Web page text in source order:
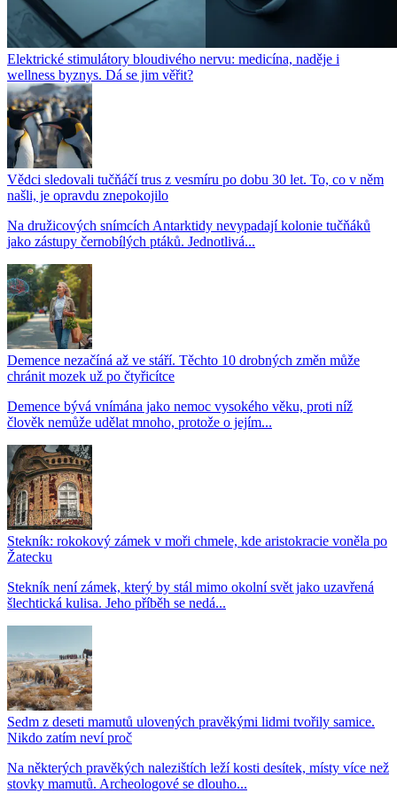
Elektrické stimulátory bloudivého nervu: medicína, naděje i
wellness byznys. Dá se jim věřit?
Vědci sledovali tučňáčí trus z vesmíru po dobu 30 let. To, co v něm
našli, je opravdu znepokojilo
Na družicových snímcích Antarktidy nevypadají kolonie tučňáků
jako zástupy černobílých ptáků. Jednotlivá...
Demence nezačíná až ve stáří. Těchto 10 drobných změn může
chránit mozek už po čtyřicítce
Demence bývá vnímána jako nemoc vysokého věku, proti níž
člověk nemůže udělat mnoho, protože o jejím...
Stekník: rokokový zámek v moři chmele, kde aristokracie voněla po
Žatecku
Stekník není zámek, který by stál mimo okolní svět jako uzavřená
šlechtická kulisa. Jeho příběh se nedá...
Sedm z deseti mamutů ulovených pravěkými lidmi tvořily samice.
Nikdo zatím neví proč
Na některých pravěkých nalezištích leží kosti desítek, místy více než
stovky mamutů. Archeologové se dlouho...